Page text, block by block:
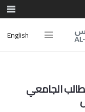
English
الجامعي